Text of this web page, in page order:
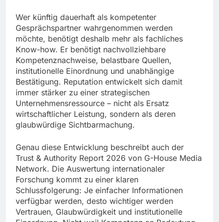
Wer künftig dauerhaft als kompetenter
Gesprächspartner wahrgenommen werden
möchte, benötigt deshalb mehr als fachliches
Know-how. Er benötigt nachvollziehbare
Kompetenznachweise, belastbare Quellen,
institutionelle Einordnung und unabhängige
Bestätigung. Reputation entwickelt sich damit
immer stärker zu einer strategischen
Unternehmensressource – nicht als Ersatz
wirtschaftlicher Leistung, sondern als deren
glaubwürdige Sichtbarmachung.
Genau diese Entwicklung beschreibt auch der
Trust & Authority Report 2026 von G-House Media
Network. Die Auswertung internationaler
Forschung kommt zu einer klaren
Schlussfolgerung: Je einfacher Informationen
verfügbar werden, desto wichtiger werden
Vertrauen, Glaubwürdigkeit und institutionelle